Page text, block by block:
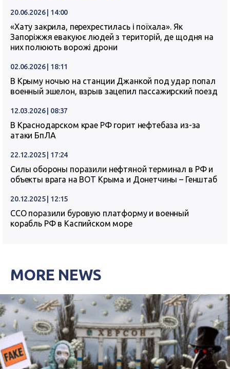
20.06.2026 | 14:00
«Хату закрила, перехрестилась і поїхала». Як
Запоріжжя евакуює людей з територій, де щодня на
них полюють ворожі дрони
02.06.2026 | 18:11
В Крыму ночью на станции Джанкой под удар попал
военный эшелон, взрыв зацепил пассажирский поезд
12.03.2026 | 08:37
В Краснодарском крае РФ горит нефтебаза из-за
атаки БпЛА
22.12.2025 | 17:24
Силы обороны поразили нефтяной терминал в РФ и
объекты врага на ВОТ Крыма и Донетчины – Генштаб
20.12.2025 | 12:15
ССО поразили буровую платформу и военный
корабль РФ в Каспийском море
MORE NEWS